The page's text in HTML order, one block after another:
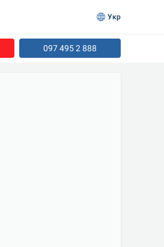
097 495 2 888
Укр